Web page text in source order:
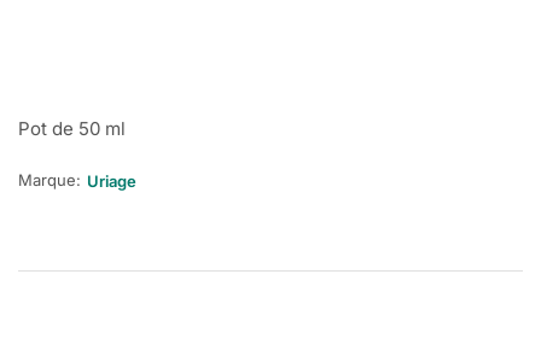
Pot de 50 ml
Marque: Uriage